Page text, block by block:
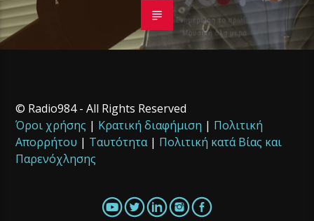
© Radio984 - All Rights Reserved
Όροι χρήσης | Κρατική διαφήμιση | Πολιτική
Απορρήτου | Ταυτότητα| Πολιτική κατά Βίας και
Παρενόχλησης